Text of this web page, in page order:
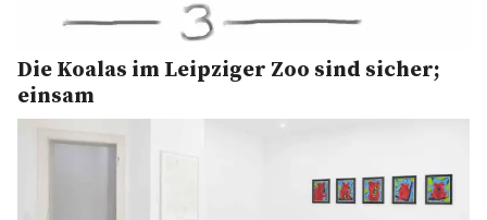
Die Koalas im Leipziger Zoo sind sicher;
einsam